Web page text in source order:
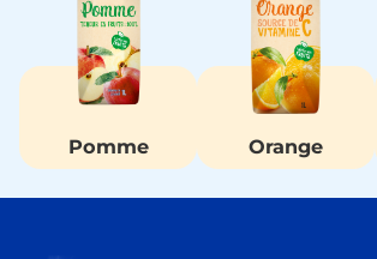
Pomme Orange